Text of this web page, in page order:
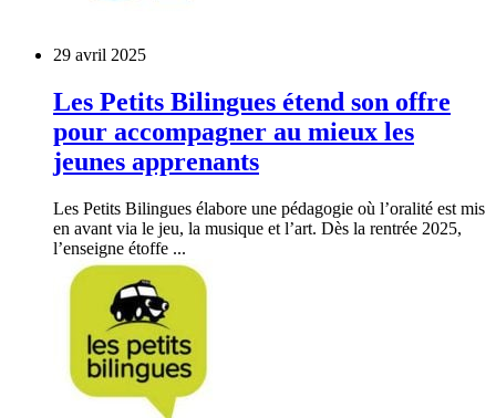
29 avril 2025
Les Petits Bilingues étend son offre
pour accompagner au mieux les
jeunes apprenants
Les Petits Bilingues élabore une pédagogie où l’oralité est mis
en avant via le jeu, la musique et l’art. Dès la rentrée 2025,
l’enseigne étoffe ...